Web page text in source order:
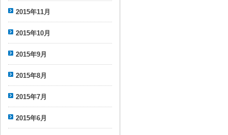
2015年11月
2015年10月
2015年9月
2015年8月
2015年7月
2015年6月